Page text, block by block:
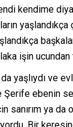
kendime
işin ucundan
da yaşlıydı ve
Şerife ebenin
sanırım ya da